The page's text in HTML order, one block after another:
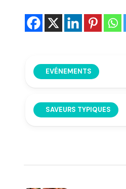
EVÉNEMENTS
SAVEURS TYPIQUES